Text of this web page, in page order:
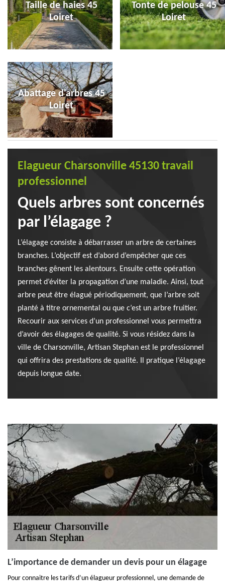
Taille de haies 45
Loiret
Tonte de pelouse 45
Loiret
Abattage d'arbres 45
Loiret
Elagueur Charsonville 45130 travail
professionnel
Quels arbres sont concernés
par l’élagage ?
L’élagage consiste à débarrasser un arbre de certaines
branches. L’objectif est d’abord d’empêcher que ces
branches gênent les alentours. Ensuite cette opération
permet d’éviter la propagation d’une maladie. Ainsi, tout
arbre peut être élagué périodiquement, que l’arbre soit
planté à titre ornemental ou que c’est un arbre fruitier.
Recourir aux services d’un professionnel vous permettra
d’avoir des élagages de qualité. Si vous résidez dans la
ville de Charsonville, Artisan Stephan est le professionnel
qui offrira des prestations de qualité. Il pratique l’élagage
depuis longue date.
L’importance de demander un devis pour un élagage
Pour connaitre les tarifs d’un élagueur professionnel, une demande de